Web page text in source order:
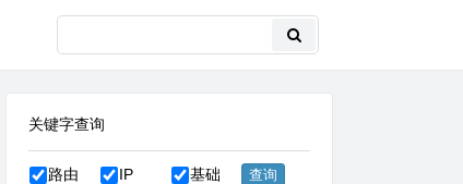
关键字查询
路由 IP 基础